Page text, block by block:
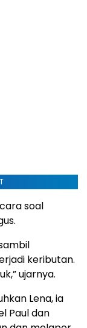
soal
keributan.
ujarnya.
Lena, ia
Paul dan